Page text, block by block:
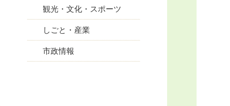
観光・文化・スポーツ
しごと・産業
市政情報